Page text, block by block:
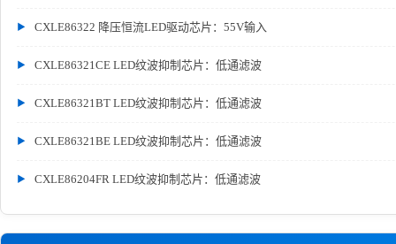
CXLE86322 降压恒流LED驱动芯片：55V输入
CXLE86321CE LED纹波抑制芯片：低通滤波
CXLE86321BT LED纹波抑制芯片：低通滤波
CXLE86321BE LED纹波抑制芯片：低通滤波
CXLE86204FR LED纹波抑制芯片：低通滤波